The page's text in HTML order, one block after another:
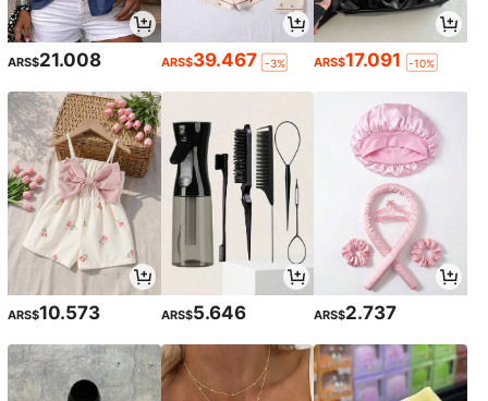
ARS$21.008 ARS$39.467 -3% ARS$17.091 -10%
ARS$10.573 ARS$5.646 ARS$2.737